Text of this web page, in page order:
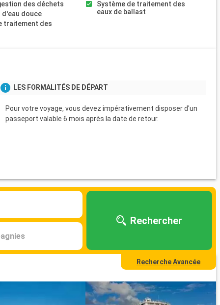
des déchets
douce
traitement des
Système de traitement des
eaux de ballast
LES FORMALITÉS DE DÉPART
Pour votre voyage, vous devez impérativement disposer d'un
passeport valable 6 mois après la date de retour.
Rechercher
Recherche Avancée